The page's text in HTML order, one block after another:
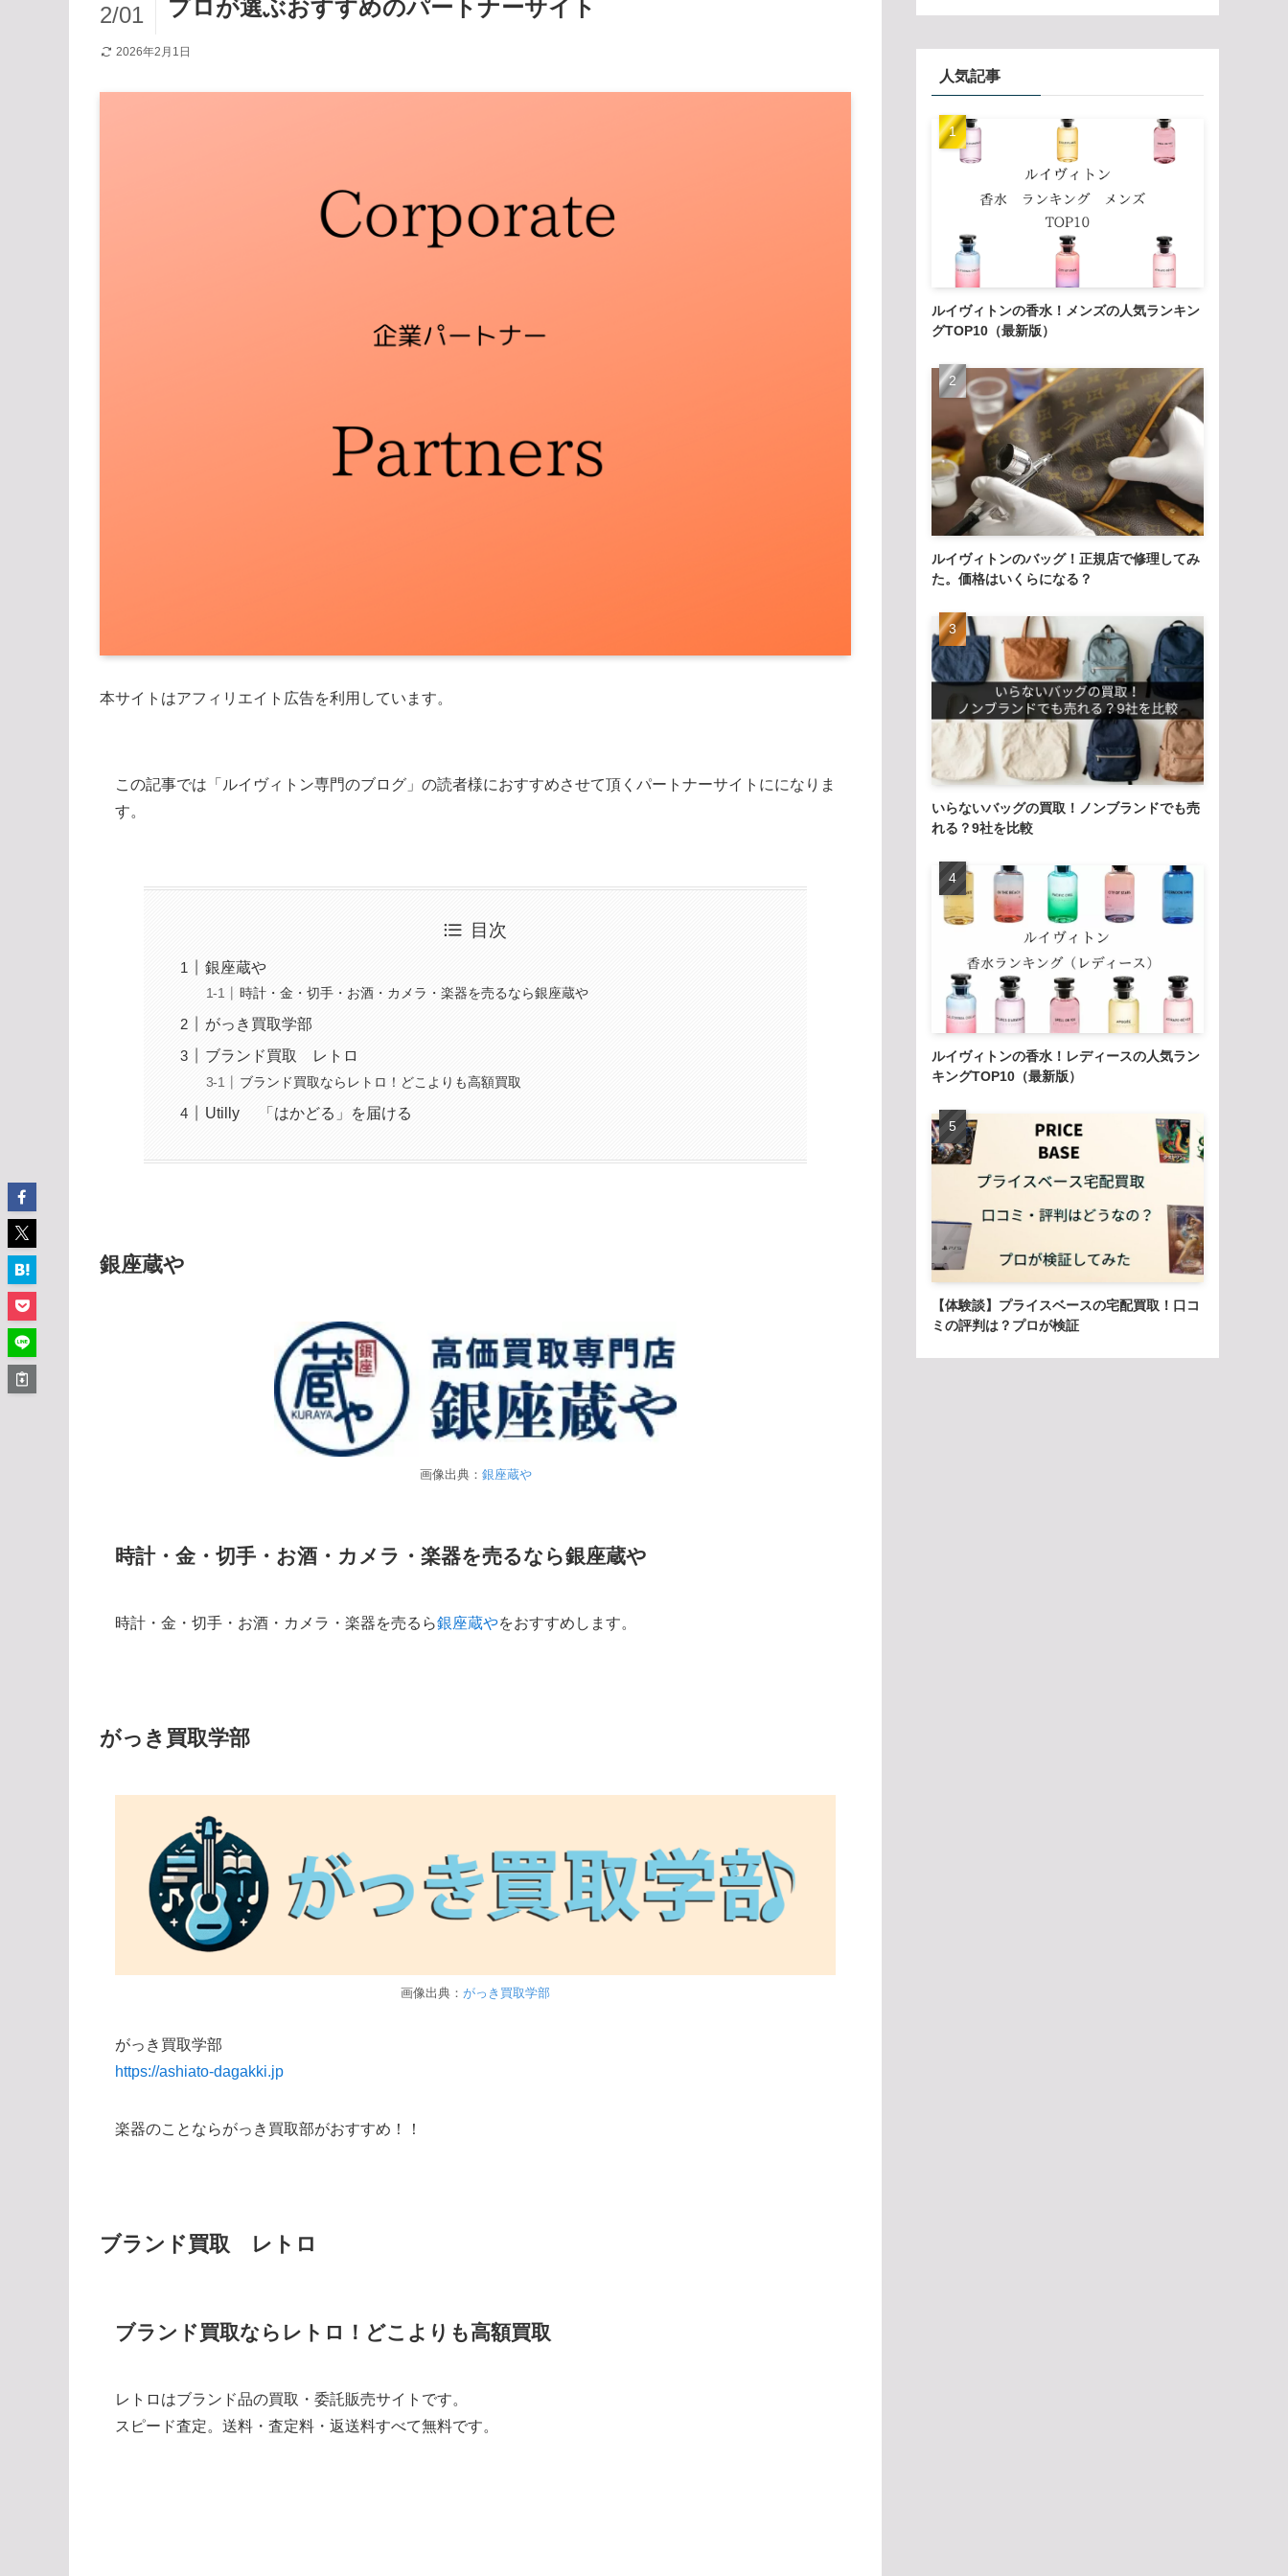
プロが選ぶおすすめのパートナーサイト
2/01
2026年2月1日
本サイトはアフィリエイト広告を利用しています。
この記事では「ルイヴィトン専門のブログ」の読者様におすすめさせて頂くパートナーサイトにになりま
す。
目次
銀座蔵や
時計・金・切手・お酒・カメラ・楽器を売るなら銀座蔵や
がっき買取学部
ブランド買取 レトロ
ブランド買取ならレトロ！どこよりも高額買取
Utilly 「はかどる」を届ける
銀座蔵や
画像出典： 銀座蔵や
時計・金・切手・お酒・カメラ・楽器を売るなら銀座蔵や
時計・金・切手・お酒・カメラ・楽器を売るら銀座蔵やをおすすめします。
がっき買取学部
画像出典： がっき買取学部
がっき買取学部
https://ashiato-dagakki.jp
楽器のことならがっき買取部がおすすめ！！
ブランド買取 レトロ
ブランド買取ならレトロ！どこよりも高額買取
レトロはブランド品の買取・委託販売サイトです。
スピード査定。送料・査定料・返送料すべて無料です。
人気記事
ルイヴィトンの香水！メンズの人気ランキン
グTOP10（最新版）
ルイヴィトンのバッグ！正規店で修理してみ
た。価格はいくらになる？
いらないバッグの買取！ノンブランドでも売
れる？9社を比較
ルイヴィトンの香水！レディースの人気ラン
キングTOP10（最新版）
【体験談】プライスベースの宅配買取！口コ
ミの評判は？プロが検証